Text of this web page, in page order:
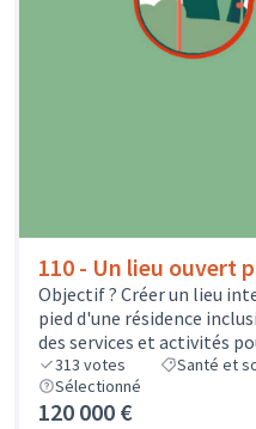
110 - Un lieu ouvert
Objectif ? Créer un lieu
pied d'une résidence
des services et activités
313 votes Santé et
Sélectionné
120 000 €